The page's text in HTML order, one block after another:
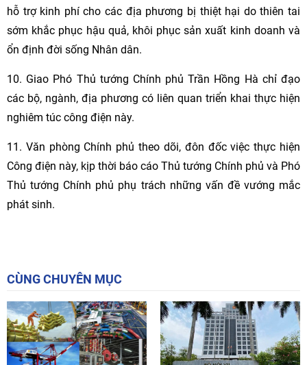
hỗ trợ kinh phí cho các địa phương bị thiệt hại do thiên tai
sớm khắc phục hậu quả, khôi phục sản xuất kinh doanh và
ổn định đời sống Nhân dân.
10. Giao Phó Thủ tướng Chính phủ Trần Hồng Hà chỉ đạo
các bộ, ngành, địa phương có liên quan triển khai thực hiện
nghiêm túc công điện này.
11. Văn phòng Chính phủ theo dõi, đôn đốc việc thực hiện
Công điện này, kịp thời báo cáo Thủ tướng Chính phủ và Phó
Thủ tướng Chính phủ phụ trách những vấn đề vướng mắc
phát sinh.
CÙNG CHUYÊN MỤC